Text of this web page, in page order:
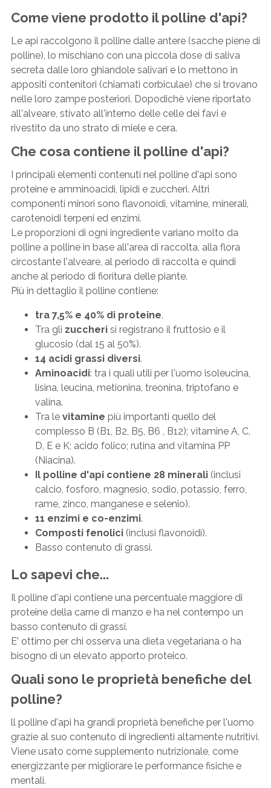
Come viene prodotto il polline d'api?
Le api raccolgono il polline dalle antere (sacche piene di
polline), lo mischiano con una piccola dose di saliva
secreta dalle loro ghiandole salivari e lo mettono in
appositi contenitori (chiamati corbiculae) che si trovano
nelle loro zampe posteriori. Dopodichè viene riportato
all'alveare, stivato all'interno delle celle dei favi e
rivestito da uno strato di miele e cera.
Che cosa contiene il polline d'api?
I principali elementi contenuti nel polline d'api sono
proteine e amminoacidi, lipidi e zuccheri. Altri
componenti minori sono flavonoidi, vitamine, minerali,
carotenoidi terpeni ed enzimi.
Le proporzioni di ogni ingrediente variano molto da
polline a polline in base all'area di raccolta, alla flora
circostante l'alveare, al periodo di raccolta e quindi
anche al periodo di fioritura delle piante.
Più in dettaglio il polline contiene:
tra 7,5% e 40% di proteine.
Tra gli zuccherisi registrano il fruttosio e il
glucosio (dal 15 al 50%).
14 acidi grassi diversi.
Aminoacidi: tra i quali utili per l'uomo isoleucina,
lisina, leucina, metionina, treonina, triptofano e
valina.
Tra le vitamine più importanti quello del
complesso B (B1, B2, B5, B6 , B12); vitamine A, C,
D, E e K; acido folico; rutina and vitamina PP
(Niacina).
Il polline d'api contiene 28 minerali (inclusi
calcio, fosforo, magnesio, sodio, potassio, ferro,
rame, zinco, manganese e selenio).
11 enzimi e co-enzimi.
Composti fenolici (inclusi flavonoidi).
Basso contenuto di grassi.
Lo sapevi che...
Il polline d'api contiene una percentuale maggiore di
proteine della carne di manzo e ha nel contempo un
basso contenuto di grassi.
E' ottimo per chi osserva una dieta vegetariana o ha
bisogno di un elevato apporto proteico.
Quali sono le proprietà benefiche del
polline?
ll polline d'api ha grandi proprietà benefiche per l'uomo
grazie al suo contenuto di ingredienti altamente nutritivi.
Viene usato come supplemento nutrizionale, come
energizzante per migliorare le performance fisiche e
mentali.